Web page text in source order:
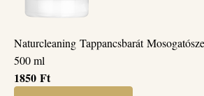
Naturcleaning Tappancsbarát
500 ml
1850 Ft